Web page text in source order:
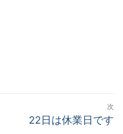
次
次
22日は休業日です